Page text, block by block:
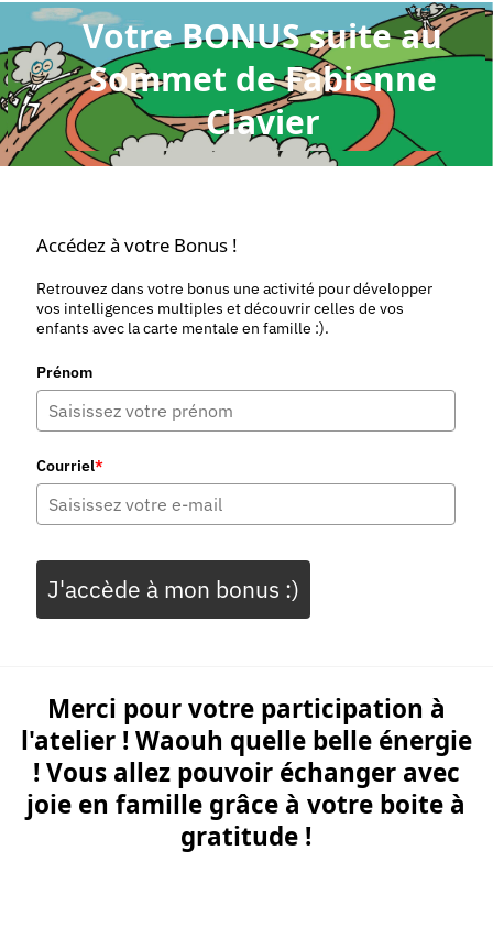
Votre BONUS suite au
Sommet de Fabienne
Clavier
Accédez à votre Bonus !
Retrouvez dans votre bonus une activité pour développer
vos intelligences multiples et découvrir celles de vos
enfants avec la carte mentale en famille :).
Prénom
Courriel*
J'accède à mon bonus :)
Merci pour votre participation à
l'atelier ! Waouh quelle belle énergie
! Vous allez pouvoir échanger avec
joie en famille grâce à votre boite à
gratitude !